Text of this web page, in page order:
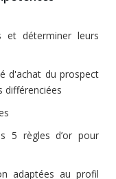
et déterminer leurs
d'achat du prospect
différenciées
5 règles d’or pour
adaptées au profil